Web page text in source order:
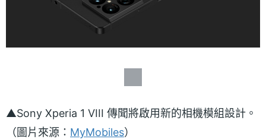
▲Sony Xperia 1 VIII 傳聞將啟用新的相機模組設計。
（圖片來源： MyMobiles）